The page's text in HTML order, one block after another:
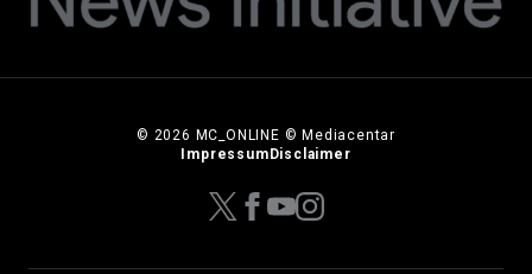
© 2026 MC_ONLINE © Mediacentar
Impressum Disclaimer